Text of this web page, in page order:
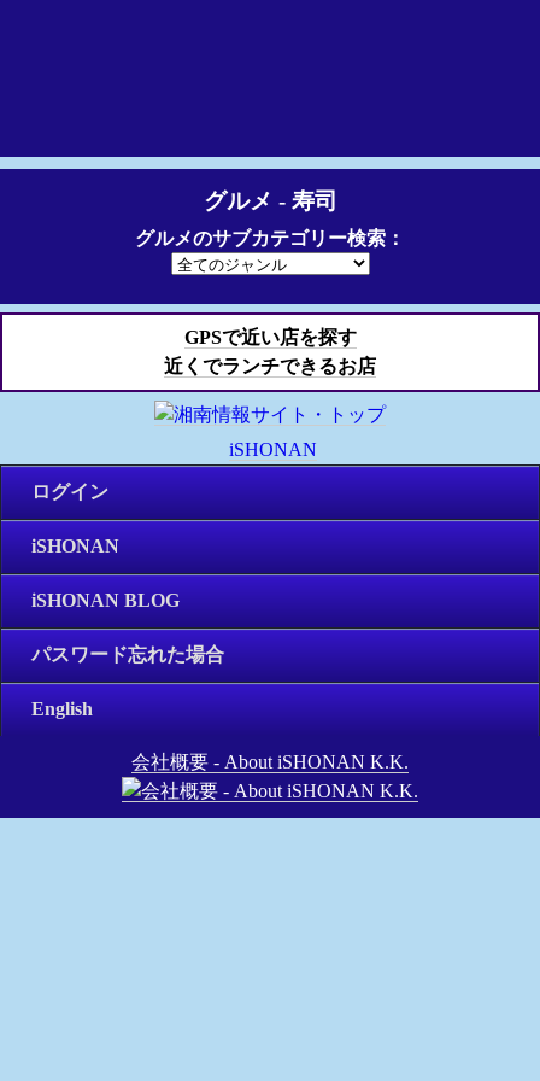
グルメ - 寿司
グルメのサブカテゴリー検索：
GPSで近い店を探す
近くでランチできるお店
iSHONAN
ログイン
iSHONAN
iSHONAN BLOG
パスワード忘れた場合
English
会社概要 - About iSHONAN K.K.